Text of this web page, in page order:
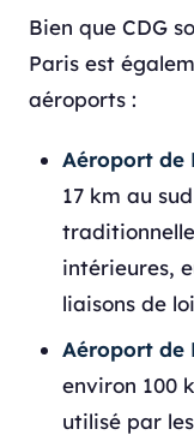
Bien que CDG
Paris est
aéroports :
Aéroport de
17 km au
intérieures,
liaisons de
Aéroport de
environ 100
utilisé par